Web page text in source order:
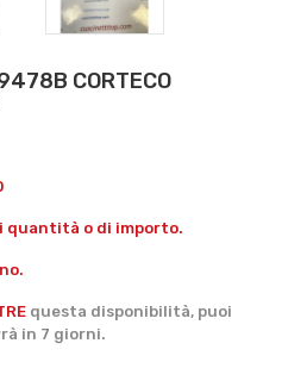
CORTECO
quantità o di importo.
questa disponibilità, puoi
in 7 giorni.